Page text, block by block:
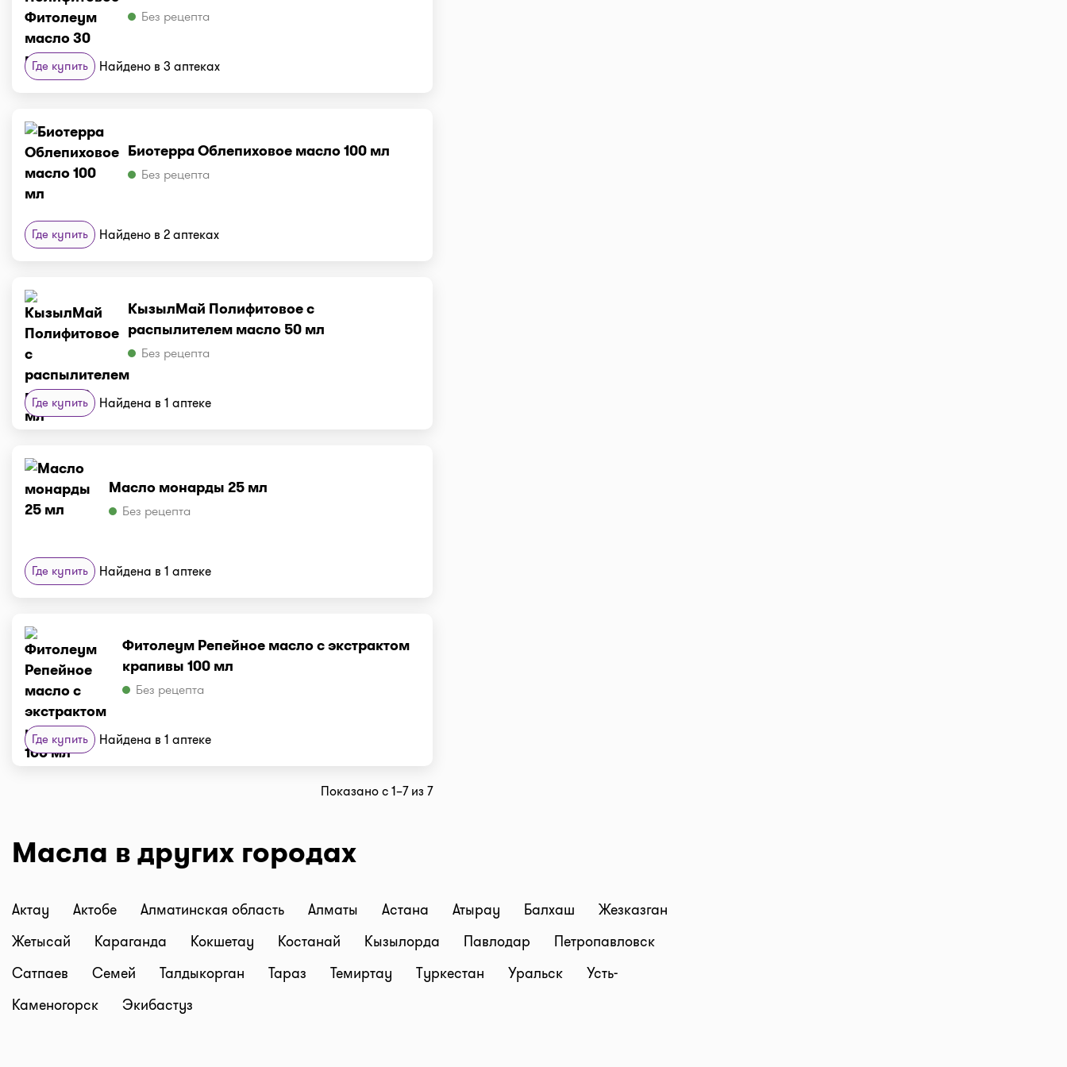
Без рецепта
Где купить Найдено в 3 аптеках
Биотерра Облепиховое масло 100 мл
Без рецепта
Где купить Найдено в 2 аптеках
КызылМай Полифитовое с
распылителем масло 50 мл
Без рецепта
Где купить Найдена в 1 аптеке
Масло монарды 25 мл
Без рецепта
Где купить Найдена в 1 аптеке
Фитолеум Репейное масло с экстрактом
крапивы 100 мл
Без рецепта
Где купить Найдена в 1 аптеке
Показано с 1–7 из 7
Масла в других городах
Актау Актобе Алматинская область Алматы Астана Атырау Балхаш
Жезказган
Жетысай
Караганда Кокшетау Костанай Кызылорда Павлодар
Петропавловск
Сатпаев
Семей Талдыкорган Тараз Темиртау Туркестан Уральск
Усть-
Каменогорск
Экибастуз